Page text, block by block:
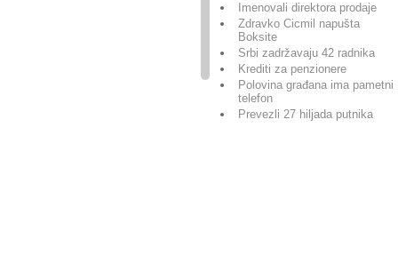
Imenovali direktora prodaje
Zdravko Cicmil napušta
Boksite
Srbi zadržavaju 42 radnika
Krediti za penzionere
Polovina građana ima pametni
telefon
Prevezli 27 hiljada putnika